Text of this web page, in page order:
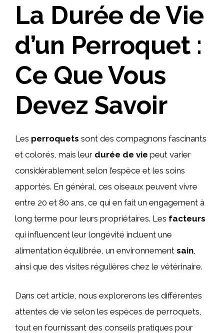
La Durée de Vie
d’un Perroquet :
Ce Que Vous
Devez Savoir
Les perroquets sont des compagnons fascinants
et colorés, mais leur durée de vie peut varier
considérablement selon l’espèce et les soins
apportés. En général, ces oiseaux peuvent vivre
entre 20 et 80 ans, ce qui en fait un engagement à
long terme pour leurs propriétaires. Les facteurs
qui influencent leur longévité incluent une
alimentation équilibrée, un environnement sain,
ainsi que des visites régulières chez le vétérinaire.
Dans cet article, nous explorerons les différentes
attentes de vie selon les espèces de perroquets,
tout en fournissant des conseils pratiques pour